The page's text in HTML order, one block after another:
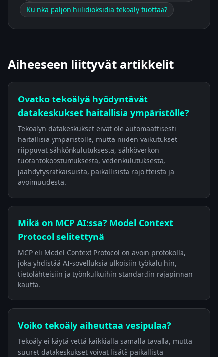
Kuinka paljon hiilidioksidia tekoäly tuottaa?
Aiheeseen liittyvät artikkelit
Ovatko tekoälyä hyödyntävät
datakeskukset haitallisia ympäristölle?
Tekoälyn datakeskukset eivät ole automaattisesti
haitallisia ympäristölle, mutta niiden vaikutukset
riippuvat sähkönkulutuksesta, sähköverkon
tuotantokoostumuksesta, vedenkulutuksesta,
jäähdytysratkaisuista, paikallisista rajoitteista ja
avoimuudesta.
Mikä on MCP AI:ssa? Model Context
Protocol selitettynä
MCP eli Model Context Protocol on avoin protokolla,
joka yhdistää AI-sovelluksia ulkoisiin työkaluihin,
tietolähteisiin ja työnkulkuihin standardin rajapinnan
kautta.
Voiko tekoäly aiheuttaa vesipulaa?
Tekoäly ei käytä vettä kaikkialla samalla tavalla, mutta
suuret datakeskukset voivat lisätä paikallista